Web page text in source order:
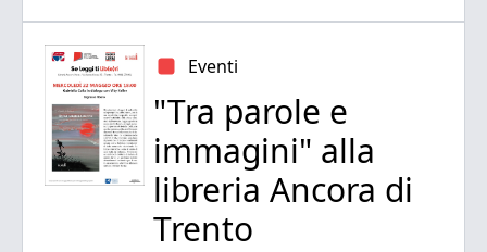
Eventi
"Tra parole e
immagini" alla
libreria Ancora di
Trento